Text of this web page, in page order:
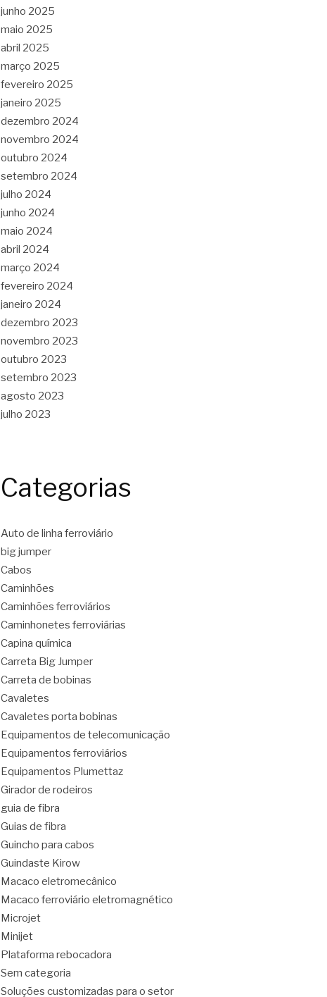
junho 2025
maio 2025
abril 2025
março 2025
fevereiro 2025
janeiro 2025
dezembro 2024
novembro 2024
outubro 2024
setembro 2024
julho 2024
junho 2024
maio 2024
abril 2024
março 2024
fevereiro 2024
janeiro 2024
dezembro 2023
novembro 2023
outubro 2023
setembro 2023
agosto 2023
julho 2023
Categorias
Auto de linha ferroviário
big jumper
Cabos
Caminhões
Caminhões ferroviários
Caminhonetes ferroviárias
Capina química
Carreta Big Jumper
Carreta de bobinas
Cavaletes
Cavaletes porta bobinas
Equipamentos de telecomunicação
Equipamentos ferroviários
Equipamentos Plumettaz
Girador de rodeiros
guia de fibra
Guias de fibra
Guincho para cabos
Guindaste Kirow
Macaco eletromecânico
Macaco ferroviário eletromagnético
Microjet
Minijet
Plataforma rebocadora
Sem categoria
Soluções customizadas para o setor